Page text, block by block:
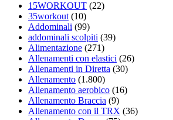
15WORKOUT (22)
35workout (10)
Addominali (99)
addominali scolpiti (39)
Alimentazione (271)
Allenamenti con elastici (26)
Allenamenti in Diretta (30)
Allenamento (1.800)
Allenamento aerobico (16)
Allenamento Braccia (9)
Allenamento con il TRX (36)